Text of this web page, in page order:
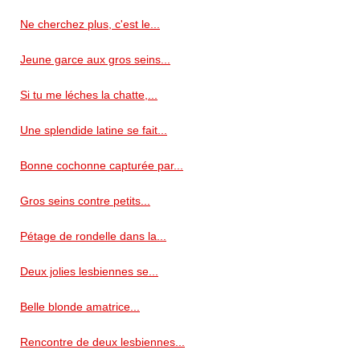
Ne cherchez plus, c'est le...
Jeune garce aux gros seins...
Si tu me léches la chatte,...
Une splendide latine se fait...
Bonne cochonne capturée par...
Gros seins contre petits...
Pétage de rondelle dans la...
Deux jolies lesbiennes se...
Belle blonde amatrice...
Rencontre de deux lesbiennes...